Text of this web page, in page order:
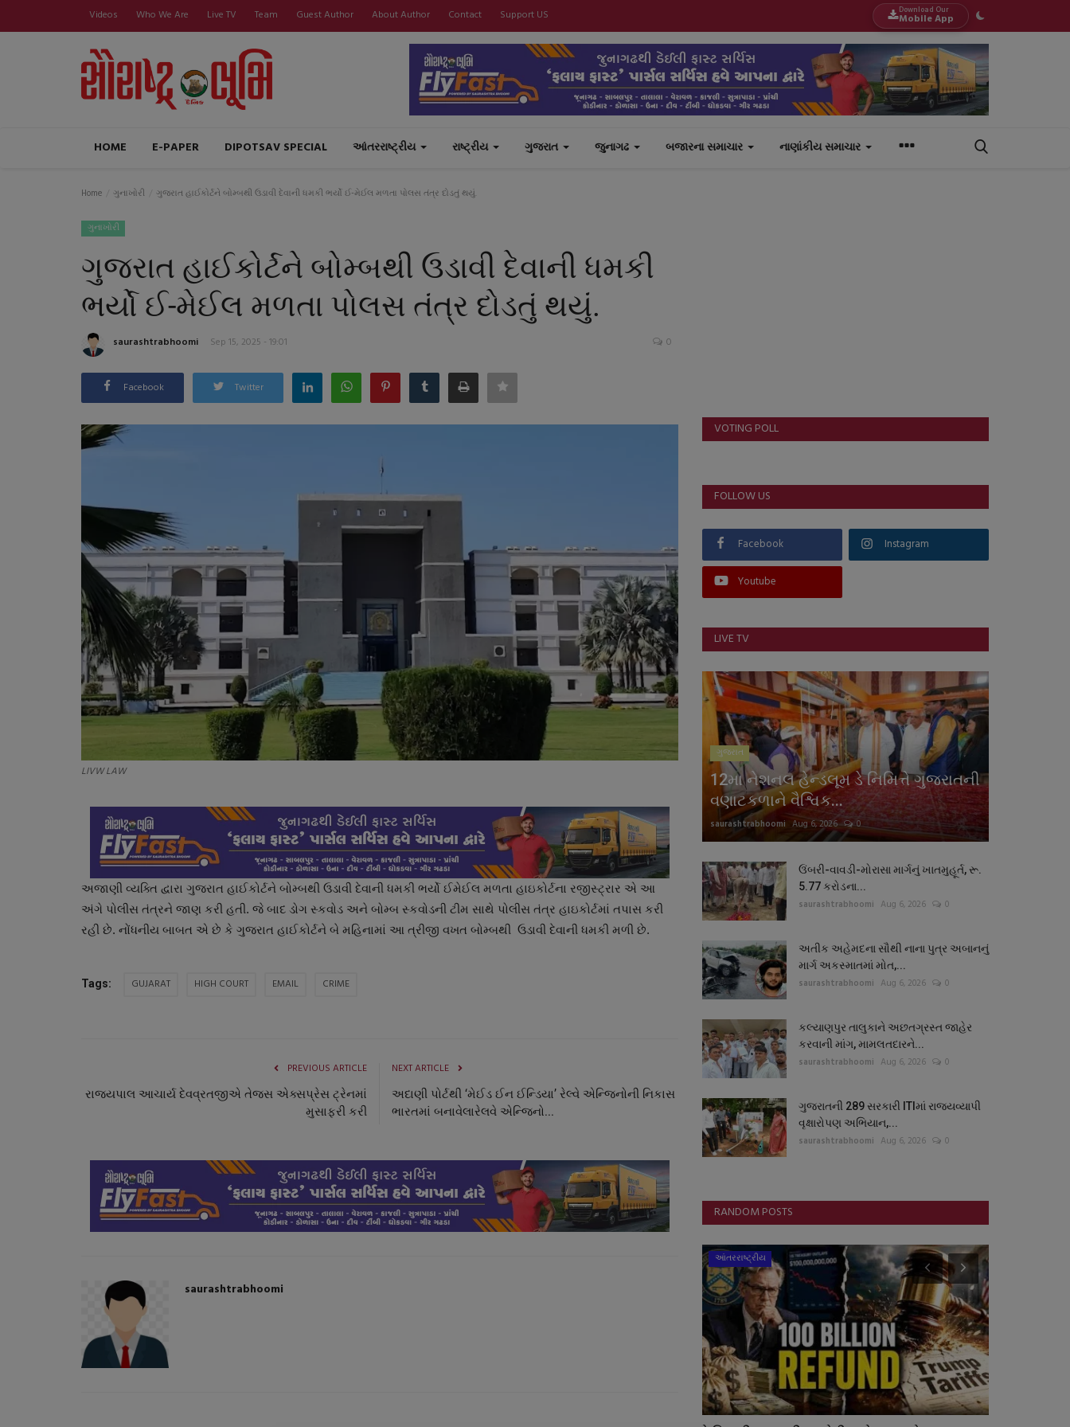
Videos Who We Are Live TV Team Guest Author About Author Contact Support US Download Our
Mobile App
HOME E-PAPER DIPOTSAV SPECIAL આંતરરાષ્ટ્રીય રાષ્ટ્રીય ગુજરાત જુનાગઢ બજારના સમાચાર નાણાંકીય સમાચાર
Home ગુનાખોરી ગુજરાત હાઈકોર્ટને બોમ્બથી ઉડાવી દેવાની ધમકી ભર્યો ઈ-મેઈલ મળતા પોલસ તંત્ર દોડતું થયું.
ગુનાખોરી
ગુજરાત હાઈકોર્ટને બોમ્બથી ઉડાવી દેવાની ધમકી
ભર્યો ઈ-મેઈલ મળતા પોલસ તંત્ર દોડતું થયું.
saurashtrabhoomi Sep 15, 2025 - 19:01 0
Facebook Twitter
LIVW LAW
અજાણી વ્યક્તિ દ્વારા ગુજરાત હાઈકોર્ટને બોમ્બથી ઉડાવી દેવાની ધમકી ભર્યો ઈમેઈલ મળતા હાઇકોર્ટના રજીસ્ટ્રાર એ આ
અંગે પોલીસ તંત્રને જાણ કરી હતી. જે બાદ ડોગ સ્કવોડ અને બોમ્બ સ્કવોડની ટીમ સાથે પોલીસ તંત્ર હાઇકોર્ટમાં તપાસ કરી
રહી છે. નોંધનીય બાબત એ છે કે ગુજરાત હાઈકોર્ટને બે મહિનામાં આ ત્રીજી વખત બોમ્બથી ઉડાવી દેવાની ધમકી મળી છે.
Tags: GUJARAT HIGH COURT EMAIL CRIME
PREVIOUS ARTICLE
રાજ્યપાલ આચાર્ય દેવવ્રતજીએ તેજસ એક્સપ્રેસ ટ્રેનમાં
મુસાફરી કરી
NEXT ARTICLE
અદાણી પોર્ટથી ‘મેઈડ ઈન ઈન્ડિયા’ રેલ્વે એન્જિનોની નિકાસ
ભારતમાં બનાવેલારેલવે એન્જિનો...
saurashtrabhoomi
VOTING POLL
FOLLOW US
Facebook Instagram
Youtube
LIVE TV
ગુજરાત
12મા નેશનલ હેન્ડલૂમ ડે નિમિત્તે ગુજરાતની
વણાટકળાને વૈશ્વિક...
saurashtrabhoomi Aug 6, 2026 0
ઉંબરી-વાવડી-મોરાસા માર્ગનું ખાતમુહૂર્ત, રૂ.
5.77 કરોડના...
saurashtrabhoomi Aug 6, 2026 0
અતીક અહેમદના સૌથી નાના પુત્ર અબાનનું
માર્ગ અકસ્માતમાં મોત,...
saurashtrabhoomi Aug 6, 2026 0
કલ્યાણપુર તાલુકાને અછતગ્રસ્ત જાહેર
કરવાની માંગ, મામલતદારને...
saurashtrabhoomi Aug 6, 2026 0
ગુજરાતની 289 સરકારી ITIમાં રાજ્યવ્યાપી
વૃક્ષારોપણ અભિયાન,...
saurashtrabhoomi Aug 6, 2026 0
RANDOM POSTS
આંતરરાષ્ટ્રીય